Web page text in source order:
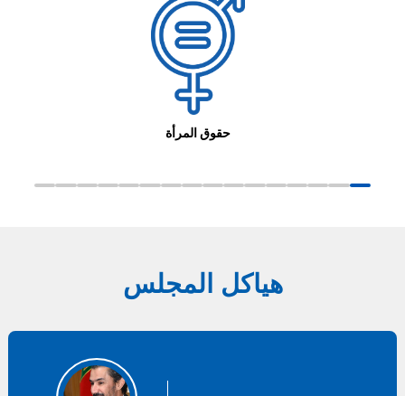
حقوق المرأة
هياكل المجلس